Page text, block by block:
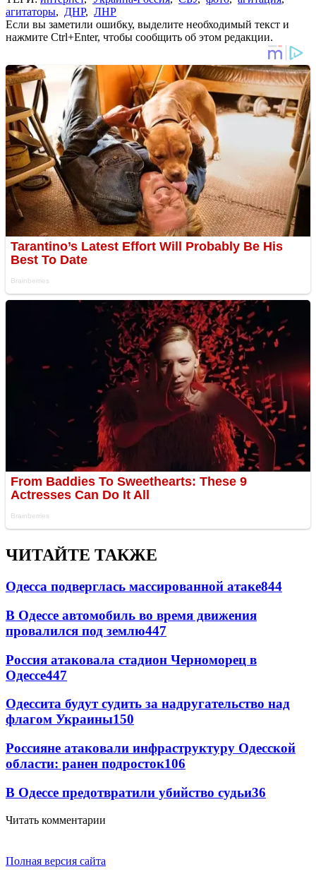
агитаторы, ДНР, ЛНР
Если вы заметили ошибку, выделите необходимый текст и
нажмите Ctrl+Enter, чтобы сообщить об этом редакции.
ЧИТАЙТЕ ТАКЖЕ
Одесса подверглась массированной атаке844
В Одессе автомобиль во время движения
провалился под землю447
Россия атаковала стадион Черноморец в
Одессе447
Одессита будут судить за надругательство над
флагом Украины150
Россияне атаковали инфраструктуру Одесской
области: ранен подросток106
В Одессе предотвратили убийство судьи36
Читать комментарии
Полная версия сайта